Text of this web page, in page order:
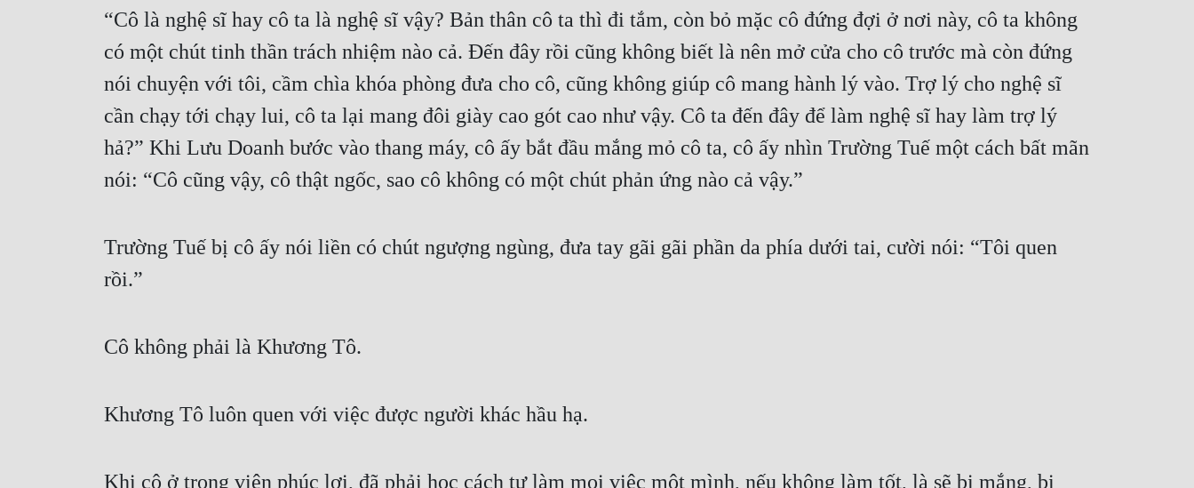
“Cô là nghệ sĩ hay cô ta là nghệ sĩ vậy? Bản thân cô ta thì đi tắm, còn bỏ mặc cô đứng đợi ở nơi này, cô ta không
có một chút tinh thần trách nhiệm nào cả. Đến đây rồi cũng không biết là nên mở cửa cho cô trước mà còn đứng
nói chuyện với tôi, cầm chìa khóa phòng đưa cho cô, cũng không giúp cô mang hành lý vào. Trợ lý cho nghệ sĩ
cần chạy tới chạy lui, cô ta lại mang đôi giày cao gót cao như vậy. Cô ta đến đây để làm nghệ sĩ hay làm trợ lý
hả?” Khi Lưu Doanh bước vào thang máy, cô ấy bắt đầu mắng mỏ cô ta, cô ấy nhìn Trường Tuế một cách bất mãn
nói: “Cô cũng vậy, cô thật ngốc, sao cô không có một chút phản ứng nào cả vậy.”
Trường Tuế bị cô ấy nói liền có chút ngượng ngùng, đưa tay gãi gãi phần da phía dưới tai, cười nói: “Tôi quen
rồi.”
Cô không phải là Khương Tô.
Khương Tô luôn quen với việc được người khác hầu hạ.
Khi cô ở trong viện phúc lợi, đã phải học cách tự làm mọi việc một mình, nếu không làm tốt, là sẽ bị mắng, bị